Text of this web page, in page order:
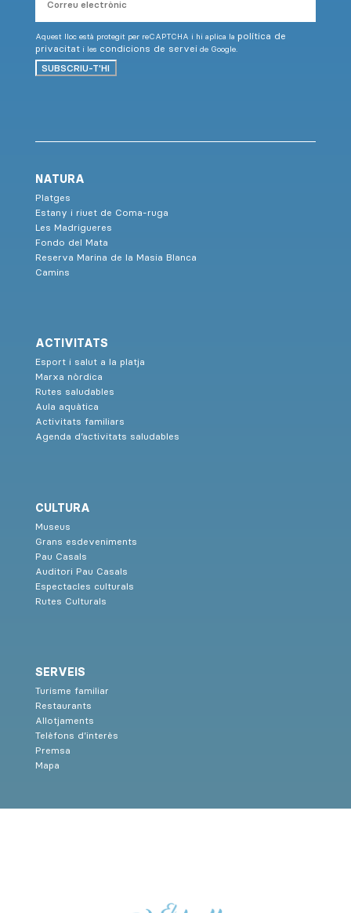
electrònic
Aquest lloc està protegit per reCAPTCHA i hi aplica la política de
privacitati les condicions de serveide Google.
SUBSCRIU-T'HI
NATURA
Platges
Estany i riuet de Coma-ruga
Les Madrigueres
Fondo del Mata
Reserva Marina de la Masia Blanca
Camins
ACTIVITATS
Esport i salut a la platja
Marxa nòrdica
Rutes saludables
Aula aquàtica
Activitats familiars
Agenda d’activitats saludables
CULTURA
Museus
Grans esdeveniments
Pau Casals
Auditori Pau Casals
Espectacles culturals
Rutes Culturals
SERVEIS
Turisme familiar
Restaurants
Allotjaments
Telèfons d’interès
Premsa
Mapa